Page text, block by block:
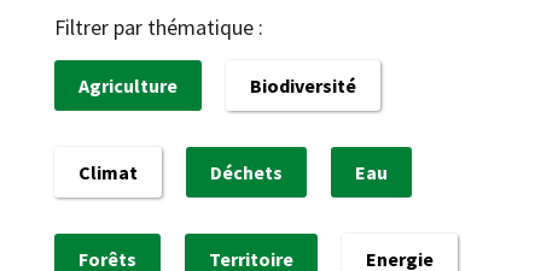
Filtrer par thématique :
Agriculture Biodiversité
Climat Déchets Eau
Forêts Territoire Energie